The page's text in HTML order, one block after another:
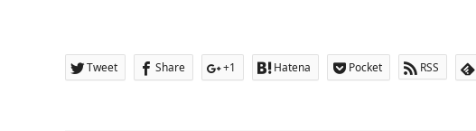
Tweet Share +1 Hatena Pocket RSS